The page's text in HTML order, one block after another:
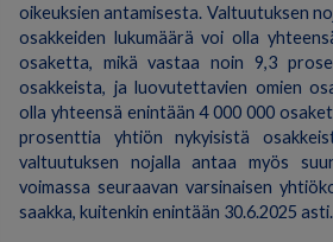
oikeuksien antamisesta. Valtuutuksen
osakkeiden lukumäärä voi olla
osaketta, mikä vastaa noin 9,3
osakkeista, ja luovutettavien omien
olla yhteensä enintään 4 000 000
prosenttia yhtiön nykyisistä
valtuutuksen nojalla antaa myös
voimassa seuraavan varsinaisen
saakka, kuitenkin enintään 30.6.2025 asti.